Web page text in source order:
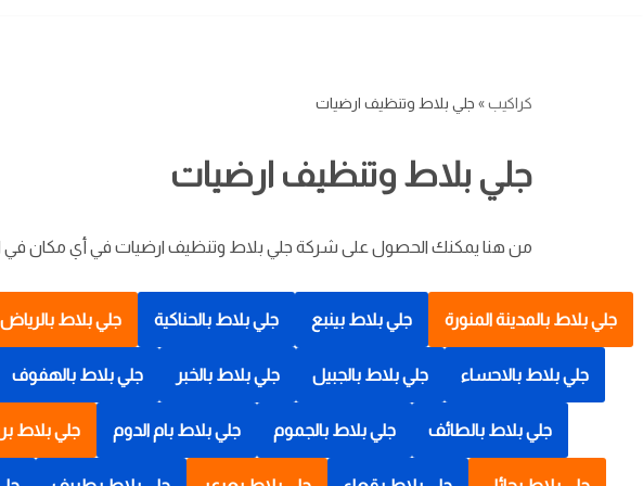
كراكيب» جلي بلاط وتنظيف ارضيات
جلي بلاط وتنظيف ارضيات
من هنا يمكنك الحصول على شركة جلي بلاط وتنظيف ارضيات في أي مكان في
جلي بلاط بالمدينة المنورة جلي بلاط بينبع جلي بلاط بالحناكية جلي بلاط بالرياض
جلي بلاط بالاحساء جلي بلاط بالجبيل جلي بلاط بالخبر جلي بلاط بالهفوف
جلي بلاط بالطائف جلي بلاط بالجموم جلي بلاط بام الدوم جلي بلاط